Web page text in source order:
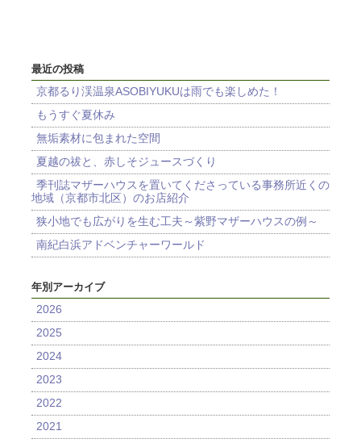
最近の投稿
京都るり渓温泉ASOBIYUKUは雨でも楽しめた！
もうすぐ夏休み
無垢素材に包まれた空間
夏越の祓と、赤しそジュースづくり
季刊誌マザーハウスを置いてくださっている事務所近くの
地域（京都市北区）のお店紹介
狭小地でも広がりを生む工夫～紫野マザーハウスの例～
南紀白浜アドベンチャーワールド
年別アーカイブ
2026
2025
2024
2023
2022
2021